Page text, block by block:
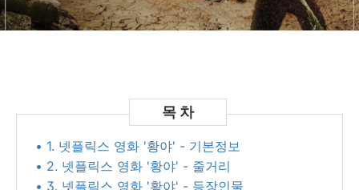
• 1. 넷플릭스 영화 '황야' - 기본정보
• 2. 넷플릭스 영화 '황야' - 줄거리
• 3. 넷플릭스 영화 '황야' - 등장인물